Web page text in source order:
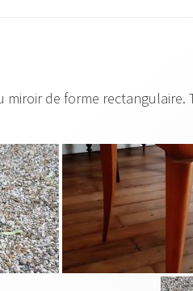
de forme rectangulaire.